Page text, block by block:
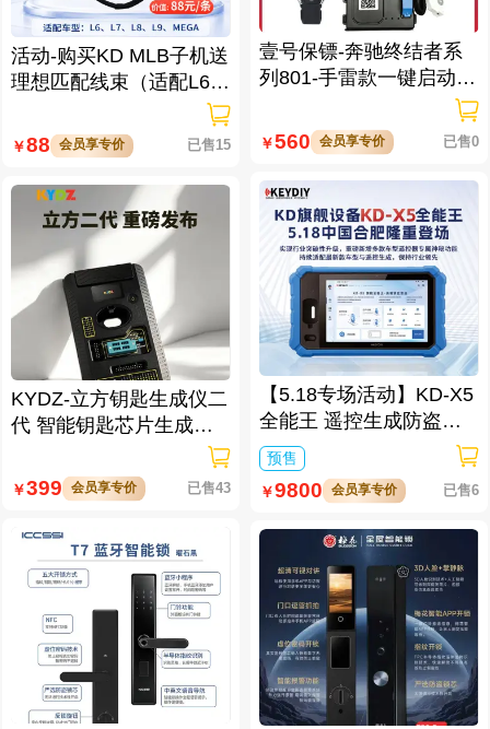
活动-购买KD MLB子机送
理想匹配线束（适配L6/L
￥88 会员享专价 已售15
KYDZ-立方钥匙生成仪二
代 智能钥匙芯片生成与
数据处理仪/立方钥匙生
成仪二代
￥399 会员享专价 已售43
壹号保镖-奔驰终结者系
列801-手雷款一键启动免
￥560 会员享专价 已售0
【5.18专场活动】KD-X5
全能王 遥控生成防盗匹
配仪
预售
￥9800 会员享专价 已售6